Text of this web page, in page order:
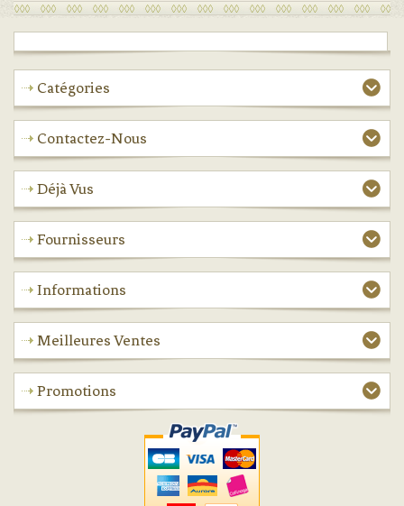
Catégories
Contactez-Nous
Déjà Vus
Fournisseurs
Informations
Meilleures Ventes
Promotions